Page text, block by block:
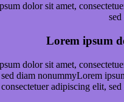
dolor sit amet,
Lorem ipsum
dolor sit amet,
sed diam nonummyLorem
consectetuer adipiscing elit,